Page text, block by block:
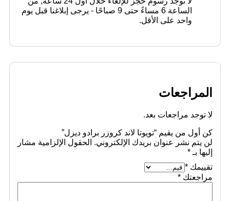
الساعة 6 مساءً حتى 9 صباحًا - يرجى إبلاغنا قبل يوم
واحد على الأقل.
المراجعات
لا توجد مراجعات بعد.
كن أول من يقيم “تويوتا لاند كروزر برادو ديزل”
لن يتم نشر عنوان بريدك الإلكتروني.
الحقول الإلزامية مشار
إليها بـ*
تقييمك *
مراجعتك *